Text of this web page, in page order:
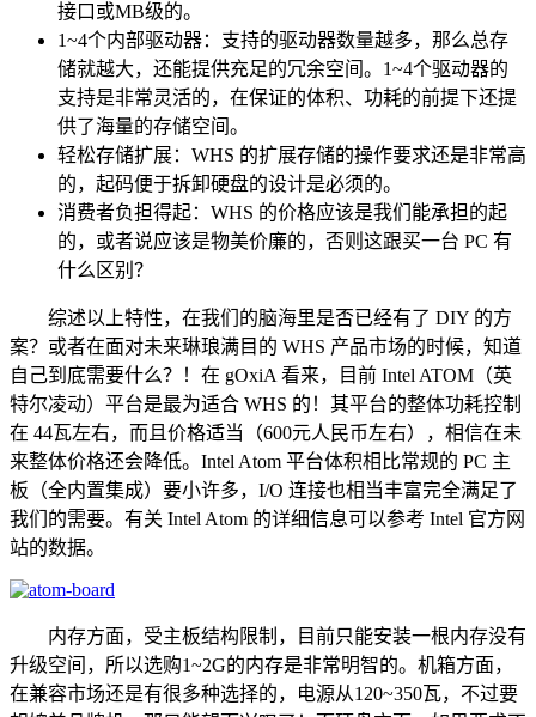
接口或MB级的。
1~4个内部驱动器：支持的驱动器数量越多，那么总存
储就越大，还能提供充足的冗余空间。1~4个驱动器的
支持是非常灵活的，在保证的体积、功耗的前提下还提
供了海量的存储空间。
轻松存储扩展：WHS 的扩展存储的操作要求还是非常高
的，起码便于拆卸硬盘的设计是必须的。
消费者负担得起：WHS 的价格应该是我们能承担的起
的，或者说应该是物美价廉的，否则这跟买一台 PC 有
什么区别？
综述以上特性，在我们的脑海里是否已经有了 DIY 的方
案？或者在面对未来琳琅满目的 WHS 产品市场的时候，知道
自己到底需要什么？！在 gOxiA 看来，目前 Intel ATOM（英
特尔凌动）平台是最为适合 WHS 的！其平台的整体功耗控制
在 44瓦左右，而且价格适当（600元人民币左右），相信在未
来整体价格还会降低。Intel Atom 平台体积相比常规的 PC 主
板（全内置集成）要小许多，I/O 连接也相当丰富完全满足了
我们的需要。有关 Intel Atom 的详细信息可以参考 Intel 官方网
站的数据。
内存方面，受主板结构限制，目前只能安装一根内存没有
升级空间，所以选购1~2G的内存是非常明智的。机箱方面，
在兼容市场还是有很多种选择的，电源从120~350瓦，不过要